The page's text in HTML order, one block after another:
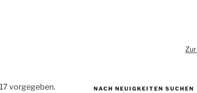
vorgegeben. NACH NEUIGKEITEN SUCHEN